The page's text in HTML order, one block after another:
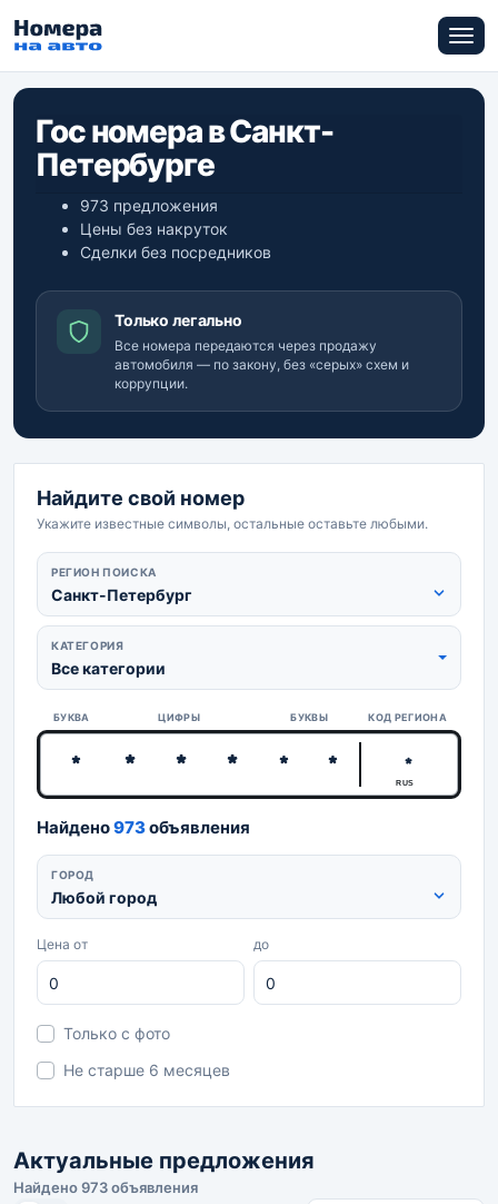
Гос номера в Санкт-
Петербурге
973 предложения
Цены без накруток
Сделки без посредников
Только легально
Все номера передаются через продажу
автомобиля — по закону, без «серых» схем и
коррупции.
Найдите свой номер
Укажите известные символы, остальные оставьте любыми.
РЕГИОН ПОИСКА
Санкт-Петербург
КАТЕГОРИЯ
Все категории
БУКВА ЦИФРЫ БУКВЫ КОД РЕГИОНА
RUS
Найдено973объявления
ГОРОД
Любой город
Цена от до
Только с фото
Не старше 6 месяцев
Актуальные предложения
Найдено 973 объявления